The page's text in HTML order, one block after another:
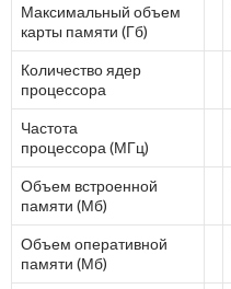
Максимальный объем
карты памяти (Гб)
Количество ядер
процессора
Частота
процессора (МГц)
Объем встроенной
памяти (Мб)
Объем оперативной
памяти (Мб)